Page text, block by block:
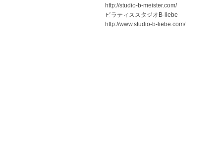
http://studio-b-meister.com/
ピラティススタジオB-liebe
http://www.studio-b-liebe.com/